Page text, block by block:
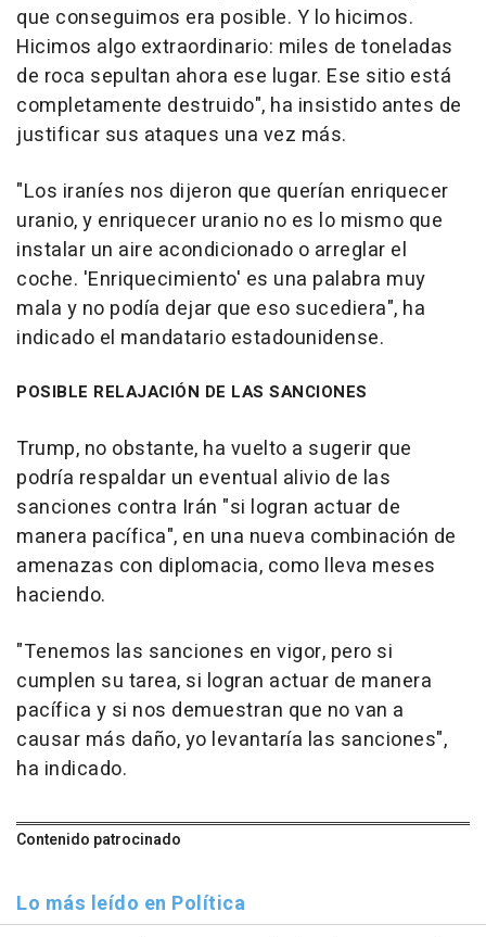
que conseguimos era posible. Y lo hicimos.
Hicimos algo extraordinario: miles de toneladas
de roca sepultan ahora ese lugar. Ese sitio está
completamente destruido", ha insistido antes de
justificar sus ataques una vez más.
"Los iraníes nos dijeron que querían enriquecer
uranio, y enriquecer uranio no es lo mismo que
instalar un aire acondicionado o arreglar el
coche. 'Enriquecimiento' es una palabra muy
mala y no podía dejar que eso sucediera", ha
indicado el mandatario estadounidense.
POSIBLE RELAJACIÓN DE LAS SANCIONES
Trump, no obstante, ha vuelto a sugerir que
podría respaldar un eventual alivio de las
sanciones contra Irán "si logran actuar de
manera pacífica", en una nueva combinación de
amenazas con diplomacia, como lleva meses
haciendo.
"Tenemos las sanciones en vigor, pero si
cumplen su tarea, si logran actuar de manera
pacífica y si nos demuestran que no van a
causar más daño, yo levantaría las sanciones",
ha indicado.
Contenido patrocinado
Lo más leído en Política